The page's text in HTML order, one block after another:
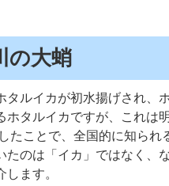
の大蛸
タルイカが初水揚げされ、
ホタルイカですが、これは
たことで、全国的に知ら
たのは「イカ」ではなく、
ます。